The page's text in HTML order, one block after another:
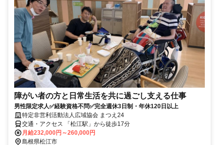
障がい者の方と日常生活を共に過ごし支える仕事
男性限定求人✅経験資格不問✅完全週休3日制・年休120日以上
特定非営利活動法人広域協会 まつえ24
交通・アクセス 「松江駅」から徒歩17分
月給232,000円～260,000円
島根県松江市